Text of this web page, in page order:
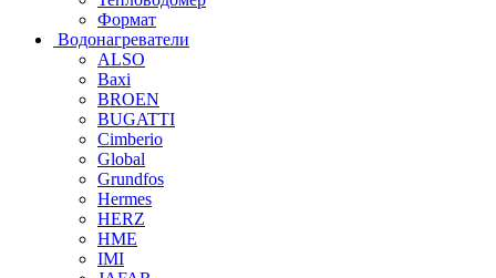
Формат
Водонагреватели
ALSO
Baxi
BROEN
BUGATTI
Cimberio
Global
Grundfos
Hermes
HERZ
HME
IMI